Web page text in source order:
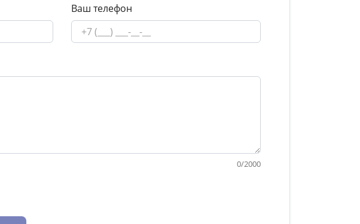
Ваш телефон
0/2000